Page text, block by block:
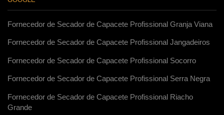
Fornecedor de Secador de Capacete Profissional Granja Viana
Fornecedor de Secador de Capacete Profissional Jangadeiros
Fornecedor de Secador de Capacete Profissional Socorro
Fornecedor de Secador de Capacete Profissional Serra Negra
Fornecedor de Secador de Capacete Profissional Riacho
Grande